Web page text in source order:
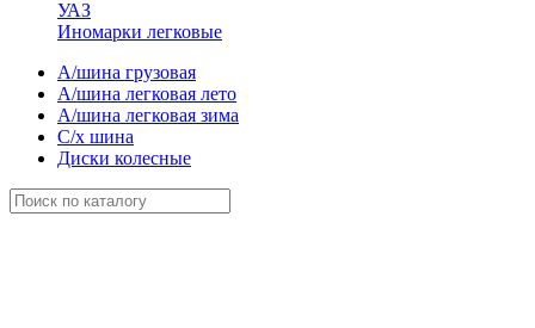
УАЗ
Иномарки легковые
А/шина грузовая
А/шина легковая лето
А/шина легковая зима
С/х шина
Диски колесные